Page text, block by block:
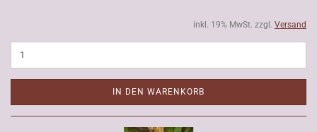
inkl. 19% MwSt. zzgl. Versand
IN DEN WARENKORB